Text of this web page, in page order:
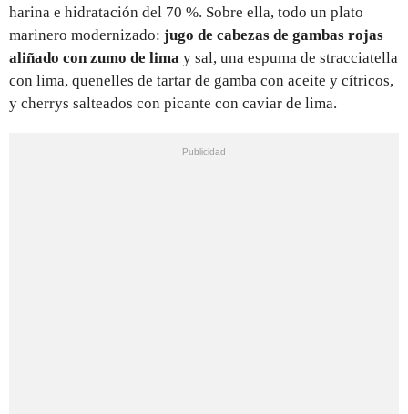
harina e hidratación del 70 %. Sobre ella, todo un plato
marinero modernizado: jugo de cabezas de gambas rojas
aliñado con zumo de lima y sal, una espuma de stracciatella
con lima, quenelles de tartar de gamba con aceite y cítricos,
y cherrys salteados con picante con caviar de lima.